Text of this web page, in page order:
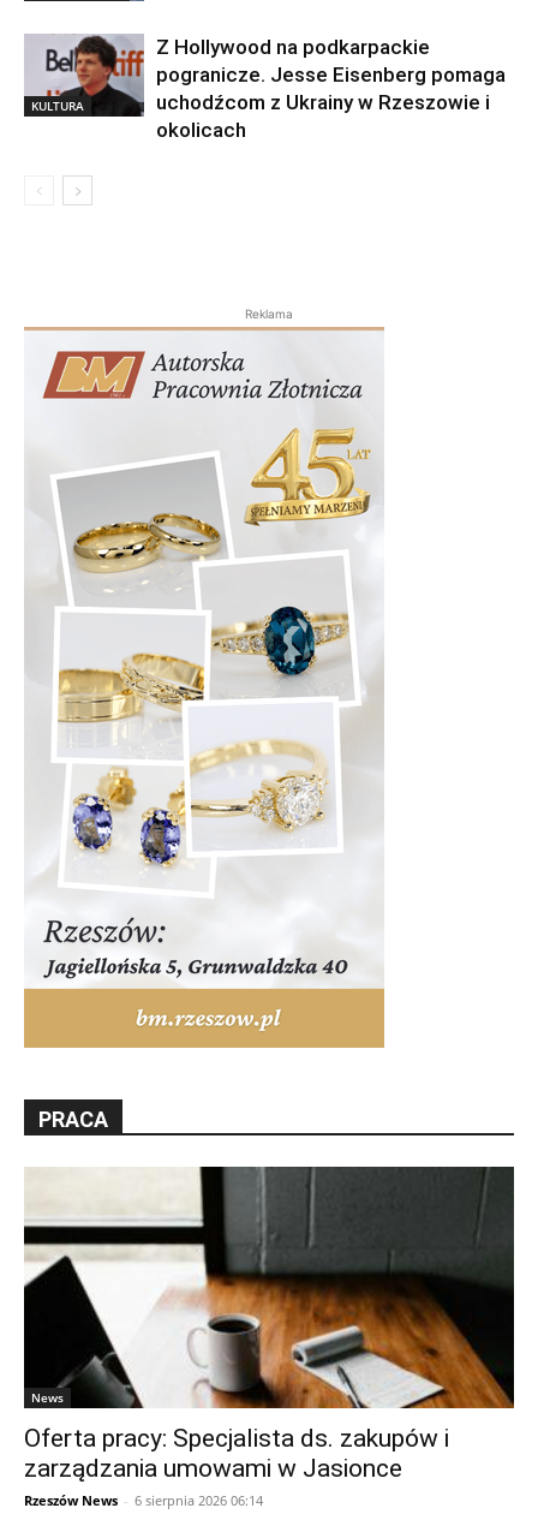
KULTURA
Z Hollywood na podkarpackie
pogranicze. Jesse Eisenberg pomaga
uchodźcom z Ukrainy w Rzeszowie i
okolicach
Reklama
PRACA
News
Oferta pracy: Specjalista ds. zakupów i
zarządzania umowami w Jasionce
Rzeszów News - 6 sierpnia 2026 06:14